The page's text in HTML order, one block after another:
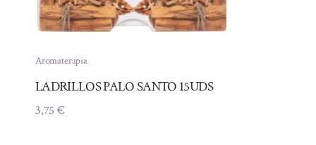
Aromaterapia
LADRILLOS PALO SANTO 15UDS
3,75€